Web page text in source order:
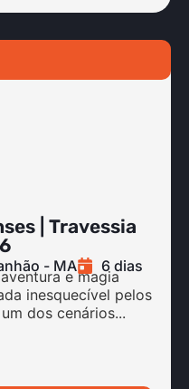
| Travessia
- MA 6 dias
aventura e magia
inesquecível pelos
dos cenários...